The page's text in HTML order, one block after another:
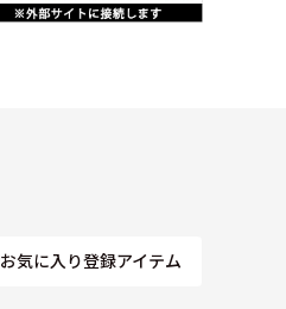
お気に入り登録アイテム